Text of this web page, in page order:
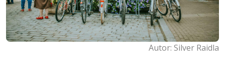
Autor: Silver Raidla